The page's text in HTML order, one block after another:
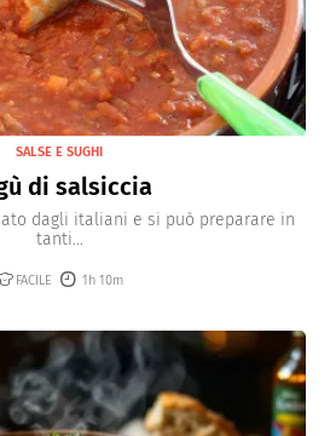
SALSE E SUGHI
di salsiccia
dagli italiani e si può preparare in
tanti...
FACILE 1h 10m